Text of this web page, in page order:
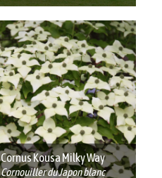
Cornus Kousa Milky Way
Cornouiller du Japon blanc